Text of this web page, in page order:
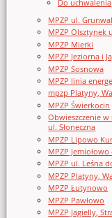
Do uchwalenia
MPZP ul.
MPZP Olsztynek
MPZP Mierki
MPZP Jeziorna i
MPZP Sosnowa
MPZP linia
mpzp Platyny,
MPZP Świerkocin
Obwieszczenie
ul. Słoneczna
MPZP Lipowo
MPZP Jemiołowo
MPZP ul. Leśna
MPZP Platyny,
MPZP Łutynowo
MPZP Pawłowo
MPZP Jagielly,